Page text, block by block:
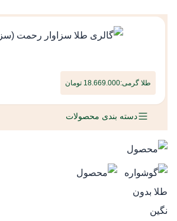
طلا گرمی:18.669.000 تومان
دسته بندی محصولات